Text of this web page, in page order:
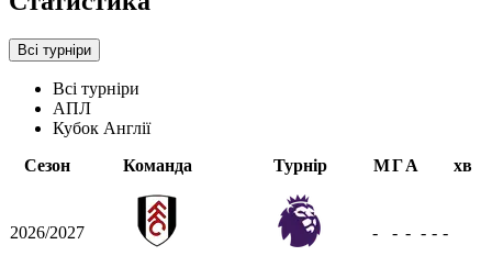
Всі турніри
Всі турніри
АПЛ
Кубок Англії
Сезон
Команда Турнір МГА хв
2026/2027 - - - - - -